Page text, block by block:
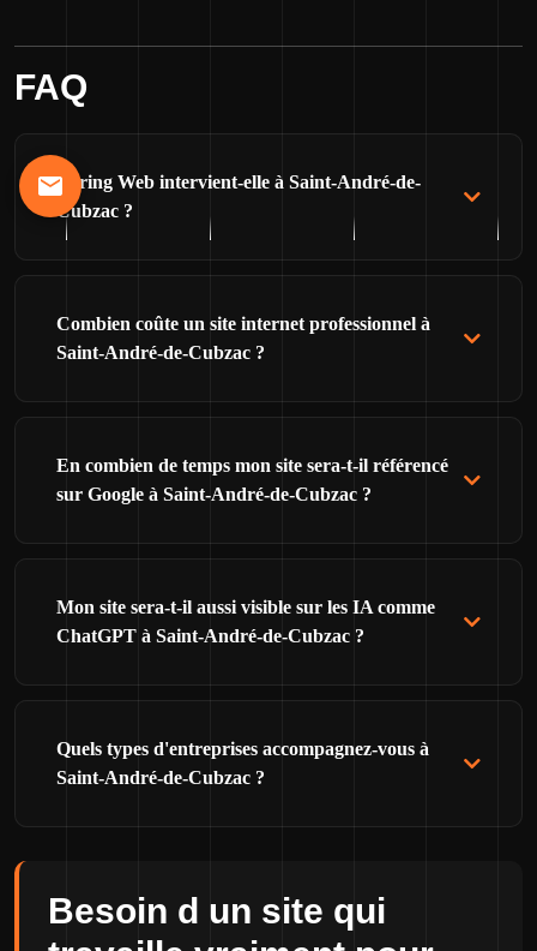
FAQ
Turing Web intervient-elle à Saint-André-de-
Cubzac ?
Combien coûte un site internet professionnel à
Saint-André-de-Cubzac ?
En combien de temps mon site sera-t-il référencé
sur Google à Saint-André-de-Cubzac ?
Mon site sera-t-il aussi visible sur les IA comme
ChatGPT à Saint-André-de-Cubzac ?
Quels types d'entreprises accompagnez-vous à
Saint-André-de-Cubzac ?
Besoin d un site qui